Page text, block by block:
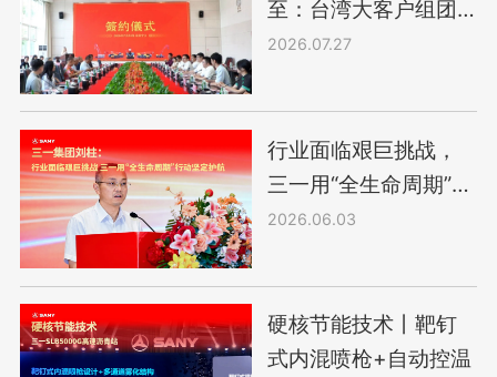
至：台湾大客户组团
采购三一起重机
2026.07.27
行业面临艰巨挑战，
三一用“全生命周期”行
动坚定护航
2026.06.03
硬核节能技术丨靶钉
式内混喷枪+自动控温